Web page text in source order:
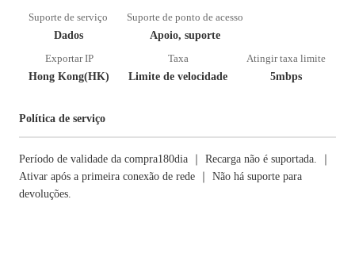
Suporte de serviço
Dados
Suporte de ponto de acesso
Apoio, suporte
Exportar IP
Hong Kong(HK)
Taxa
Limite de velocidade
Atingir taxa limite
5mbps
Política de serviço
Período de validade da compra180dia ｜ Recarga não é suportada. ｜
Ativar após a primeira conexão de rede ｜ Não há suporte para
devoluções.